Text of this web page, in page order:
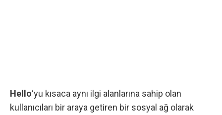
Hello‘yu kısaca aynı ilgi alanlarına sahip olan
kullanıcıları bir araya getiren bir sosyal ağ olarak